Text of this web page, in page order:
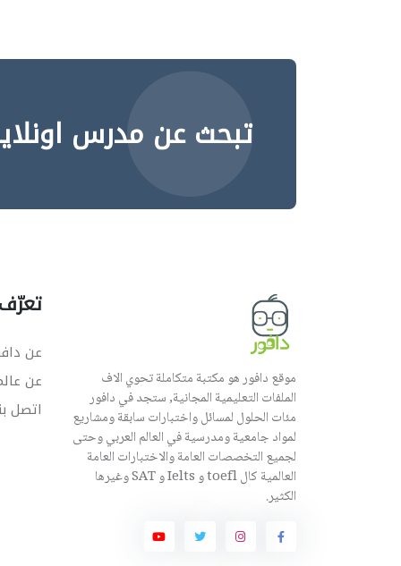
تبحث عن مدرس
موقع دافور هو مكتبة متكاملة تحوي الاف
الملفات التعليمية المجانية, ستجد في دافور
مئات الحلول لمسائل واختبارات سابقة ومشاريع
لمواد جامعية ومدرسية في العالم العربي وحتى
لجميع التخصصات العامة والاختبارات العامة
العالمية كال toefl و Ielts و SAT وغيرها
الكثير.
عن
عن
اتصل